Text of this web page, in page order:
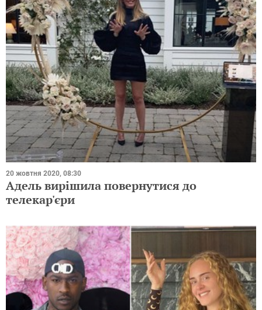
20 жовтня 2020, 08:30
Адель вирішила повернутися до
телекар'єри